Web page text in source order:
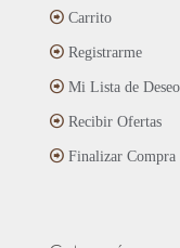
Carrito
Registrarme
Mi Lista de
Recibir Ofertas
Finalizar Compra